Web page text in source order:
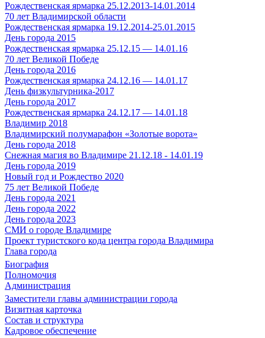
Рождественская ярмарка 25.12.2013-14.01.2014
70 лет Владимирской области
Рождественская ярмарка 19.12.2014-25.01.2015
День города 2015
Рождественская ярмарка 25.12.15 — 14.01.16
70 лет Великой Победе
День города 2016
Рождественская ярмарка 24.12.16 — 14.01.17
День физкультурника-2017
День города 2017
Рождественская ярмарка 24.12.17 — 14.01.18
Владимир 2018
Владимирский полумарафон «Золотые ворота»
День города 2018
Снежная магия во Владимире 21.12.18 - 14.01.19
День города 2019
Новый год и Рождество 2020
75 лет Великой Победе
День города 2021
День города 2022
День города 2023
СМИ о городе Владимире
Проект туристского кода центра города Владимира
Глава города
Биография
Полномочия
Администрация
Заместители главы администрации города
Визитная карточка
Состав и структура
Кадровое обеспечение